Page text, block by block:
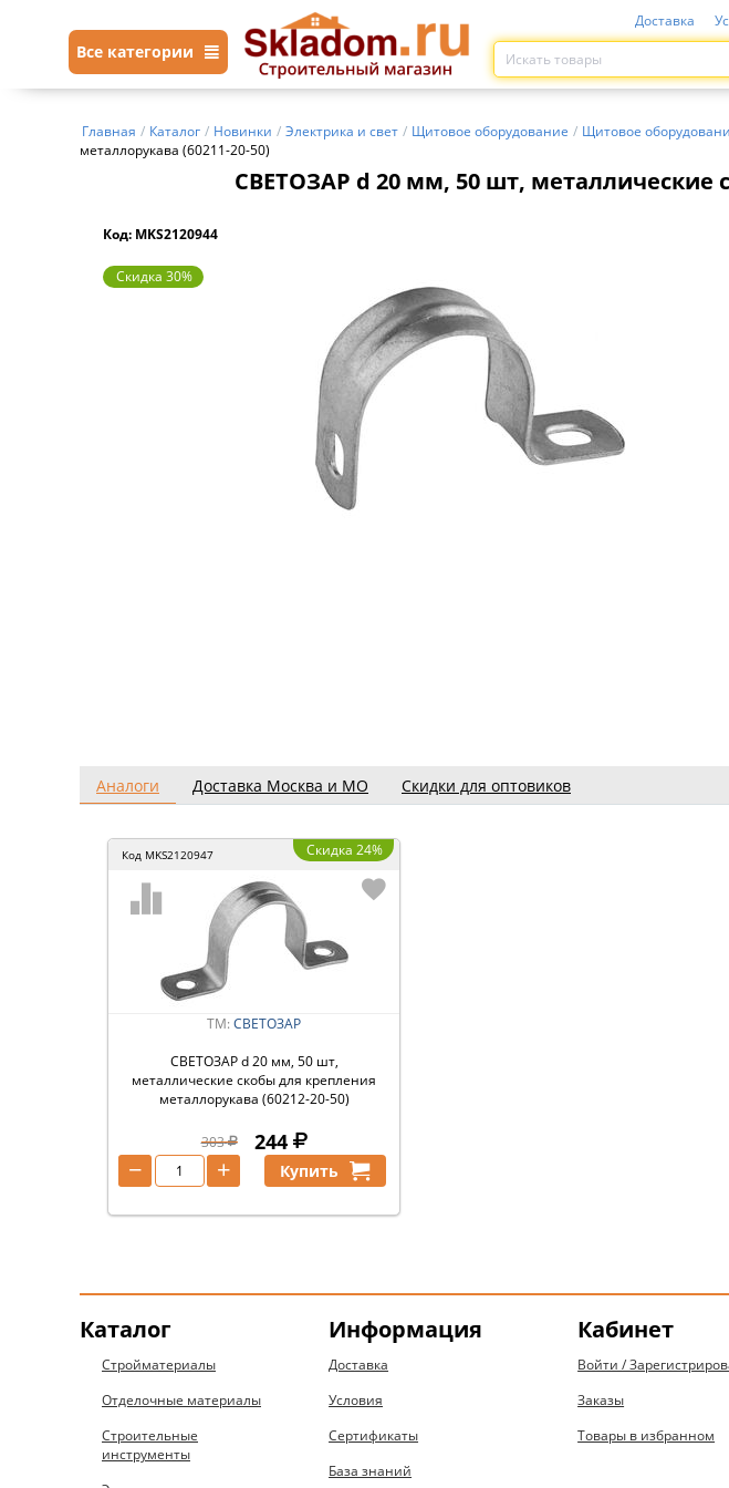
Все категории
Доставка
Главная / Каталог / Новинки / Электрика и свет / Щитовое оборудование / Щитовое
металлорукава (60211-20-50)
СВЕТОЗАР d 20 мм, 50 шт, металлические
Код: MKS2120944
Скидка 30%
Аналоги Доставка Москва и МО Скидки для оптовиков
Код MKS2120947 Скидка 24%
ТМ: СВЕТОЗАР
СВЕТОЗАР d 20 мм, 50 шт,
металлические скобы для крепления
металлорукава (60212-20-50)
303 244
+
− Купить
Каталог
Стройматериалы
Отделочные материалы
Строительные
инструменты
Информация
Доставка
Условия
Сертификаты
База знаний
Кабинет
Войти /
Заказы
Товары в избранном